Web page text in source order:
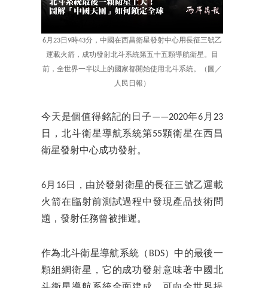
6月23日9時43分，中國在西昌衛星發射中心用長征三號乙
運載火箭，成功發射北斗系統第五十五顆導航衛星。目
前，全世界一半以上的國家都開始使用北斗系統。（圖／
人民日報）
今天是個值得銘記的日子——2020年6月23
日，北斗衛星導航系統第55顆衛星在西昌
衛星發射中心成功發射。
6月16日，由於發射衛星的長征三號乙運載
火箭在臨射前測試過程中發現產品技術問
題，發射任務曾被推遲。
作為北斗衛星導航系統（BDS）中的最後一
顆組網衛星，它的成功發射意味著中國北